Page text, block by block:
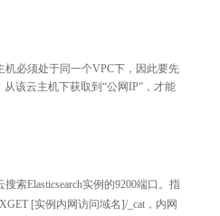
机必须处于同一个VPC下，因此要先
该云主机下获取到“公网IP”，才能
索Elasticsearch实例的9200端口。指
[实例内网访问域名]/_cat，内网